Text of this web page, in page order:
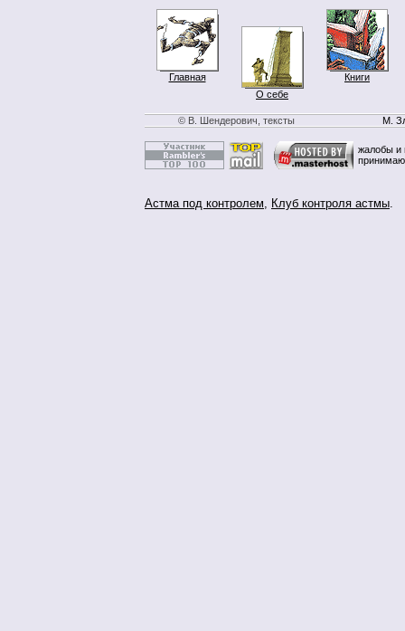
Главная
О себе
Книги
© В. Шендерович, тексты М.
жалобы и
Астма под контролем, Клуб контроля астмы.